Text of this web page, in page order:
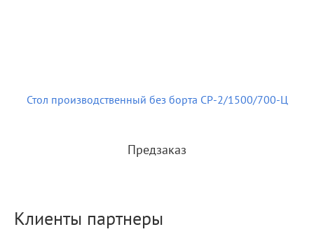
Стол производственный без борта СР-2/1500/700-Ц
Предзаказ
Клиенты партнеры